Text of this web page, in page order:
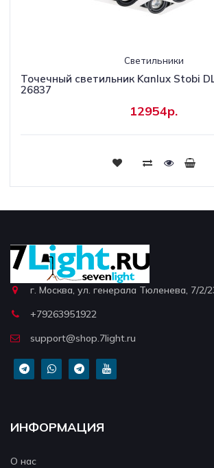
Светильники
Точечный светильник Kanlux Stobi
26837
12954р.
г. Москва, ул. генерала Тюленева, 7/2/
+79263951922
support@shop.7light.ru
ИНФОРМАЦИЯ
О нас